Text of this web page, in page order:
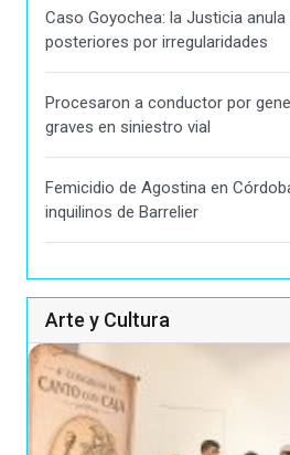
Caso Goyochea: la Justicia
posteriores por irregularidades
Procesaron a conductor por
graves en siniestro vial
Femicidio de Agostina en
inquilinos de Barrelier
Arte y Cultura